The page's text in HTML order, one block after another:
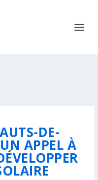
DE-
APPEL À